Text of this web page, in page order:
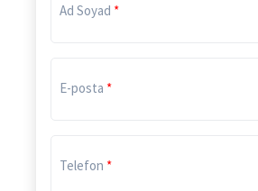
Ad Soyad
E-posta
Telefon